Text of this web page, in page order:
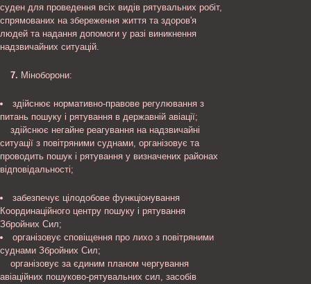
суден для проведення всіх видів рятувальних робіт,
спрямованих на збереження життя та здоров'я
людей та надання допомоги у разі виникнення
надзвичайних ситуацій.
7. Міноборони:
здійснює нормативно-правове регулювання з
питань пошуку і рятування в державній авіації;
здійснює негайне реагування на надзвичайні
ситуації з повітряними суднами, організовує та
проводить пошук і рятування у визначених районах
відповідальності;
забезпечує цілодобове функціонування
Координаційного центру пошуку і рятування
Збройних Сил;
організовує сповіщення про лихо з повітряними
суднами Збройних Сил;
організовує за єдиним планом чергування
авіаційних пошуково-рятувальних сил, засобів